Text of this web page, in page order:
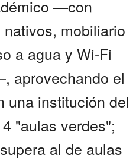
—con
mobiliario
a agua y Wi-Fi
aprovechando el
una institución del
"aulas verdes";
al de aulas